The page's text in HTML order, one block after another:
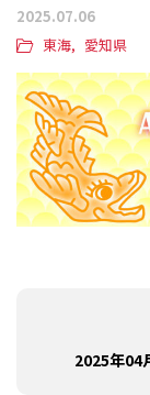
2025.07.06
東海
愛知県
2025年04